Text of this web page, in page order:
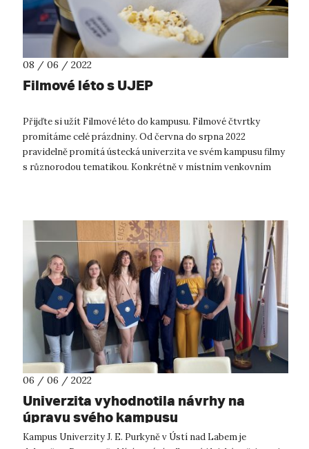
08 / 06 / 2022
Filmové léto s UJEP
Přijďte si užít Filmové léto do kampusu. Filmové čtvrtky
promítáme celé prázdniny. Od června do srpna 2022
pravidelně promítá ústecká univerzita ve svém kampusu filmy
s různorodou tematikou. Konkrétně v místním venkovním
06 / 06 / 2022
Univerzita vyhodnotila návrhy na
úpravu svého kampusu
Kampus Univerzity J. E. Purkyně v Ústí nad Labem je